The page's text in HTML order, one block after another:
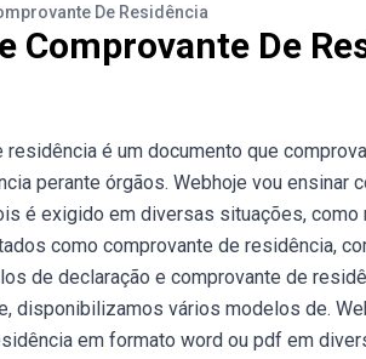
De Residência
Comprovante De
residência é um documento que
perante órgãos. Webhoje vou ensinar
é exigido em diversas situações,
como comprovante de residência,
de declaração e comprovante de
disponibilizamos vários modelos de.
em formato word ou pdf em